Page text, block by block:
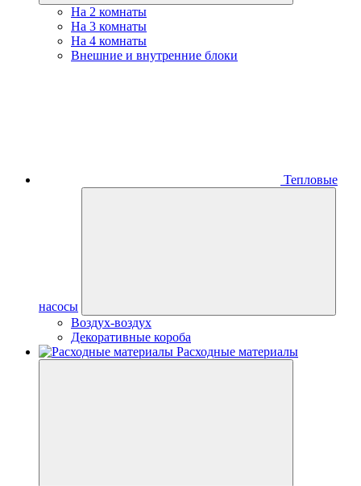
На 2 комнаты
На 3 комнаты
На 4 комнаты
Внешние и внутренние блоки
Тепловые
насосы
Воздух-воздух
Декоративные короба
Расходные материалы